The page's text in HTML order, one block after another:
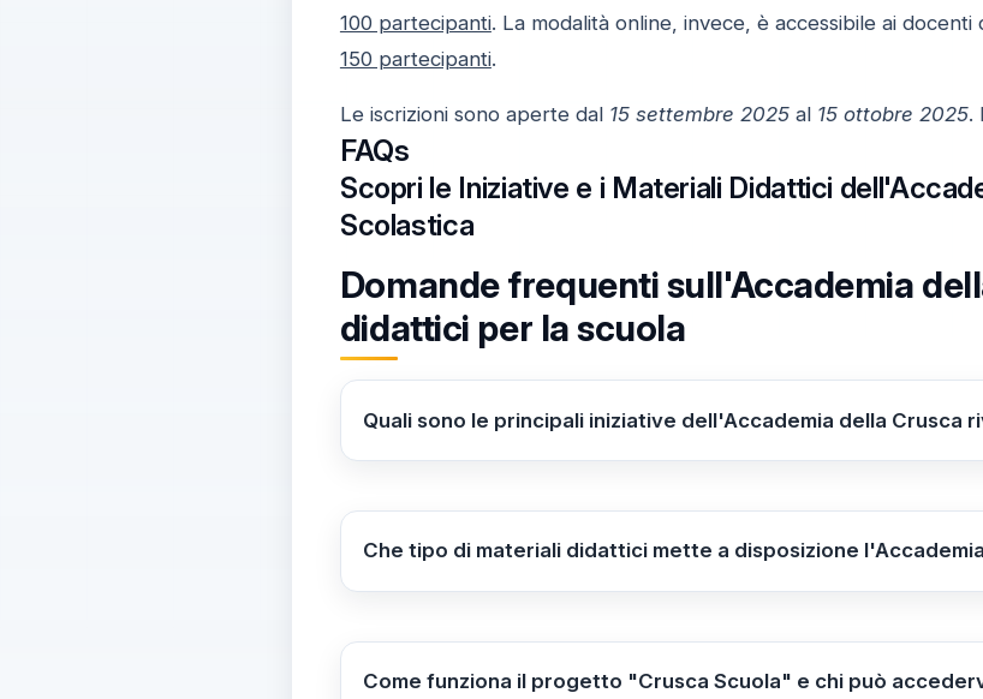
100 partecipanti. La modalità online, invece, è accessibile ai
150 partecipanti.
Le iscrizioni sono aperte dal 15 settembre 2025al 15 ottobre 2025.
FAQs
Scopri le Iniziative e i Materiali Didattici
Scolastica
Domande frequenti sull'Accademia
didattici per la scuola
Quali sono le principali iniziative dell'Accademia della Crusca
Le principali iniziative includono la piattaforma digitale"Crusca
Che tipo di materiali didattici mette a disposizione
L'Accademia offre materiali pedagogici adatti a diverse fasce di
Come funziona il progetto "Crusca Scuola" e chi può